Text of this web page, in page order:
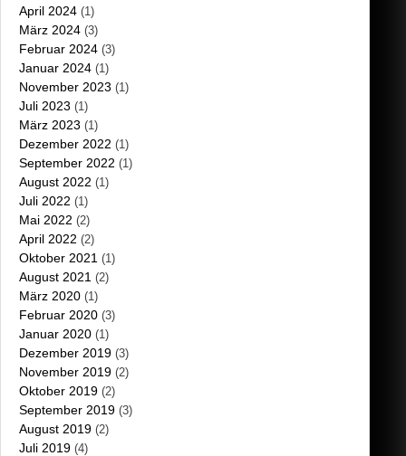
April 2024 (1)
März 2024 (3)
Februar 2024 (3)
Januar 2024 (1)
November 2023 (1)
Juli 2023 (1)
März 2023 (1)
Dezember 2022 (1)
September 2022 (1)
August 2022 (1)
Juli 2022 (1)
Mai 2022 (2)
April 2022 (2)
Oktober 2021 (1)
August 2021 (2)
März 2020 (1)
Februar 2020 (3)
Januar 2020 (1)
Dezember 2019 (3)
November 2019 (2)
Oktober 2019 (2)
September 2019 (3)
August 2019 (2)
Juli 2019 (4)